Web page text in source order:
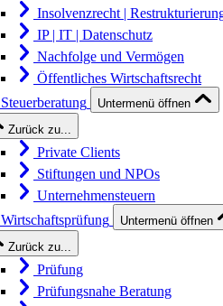
Insolvenzrecht |
IP | IT | Datenschutz
Nachfolge und Vermögen
Öffentliches Wirtschaftsrecht
Steuerberatung
Untermenü öffnen
Zurück zu...
Private Clients
Stiftungen und NPOs
Unternehmensteuern
Wirtschaftsprüfung
Untermenü öffnen
Zurück zu...
Prüfung
Prüfungsnahe Beratung